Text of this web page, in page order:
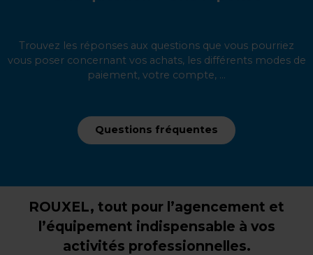
Trouvez les réponses aux questions que vous pourriez
vous poser concernant vos achats, les différents modes de
paiement, votre compte, ...
Questions fréquentes
ROUXEL, tout pour l’agencement et
l’équipement indispensable à vos
activités professionnelles.